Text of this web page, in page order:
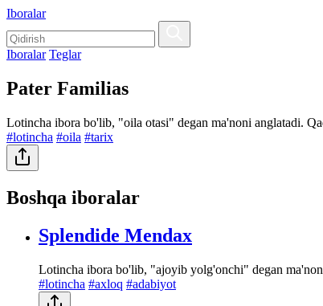
Iboralar
Iboralar Teglar
Pater Familias
Lotincha ibora bo'lib, "oila otasi" degan ma'noni anglatadi.
#lotincha #oila #tarix
Boshqa iboralar
Splendide Mendax
Lotincha ibora bo'lib, "ajoyib yolg'onchi" degan
#lotincha #axloq #adabiyot